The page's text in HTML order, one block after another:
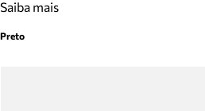
Saiba mais
Preto